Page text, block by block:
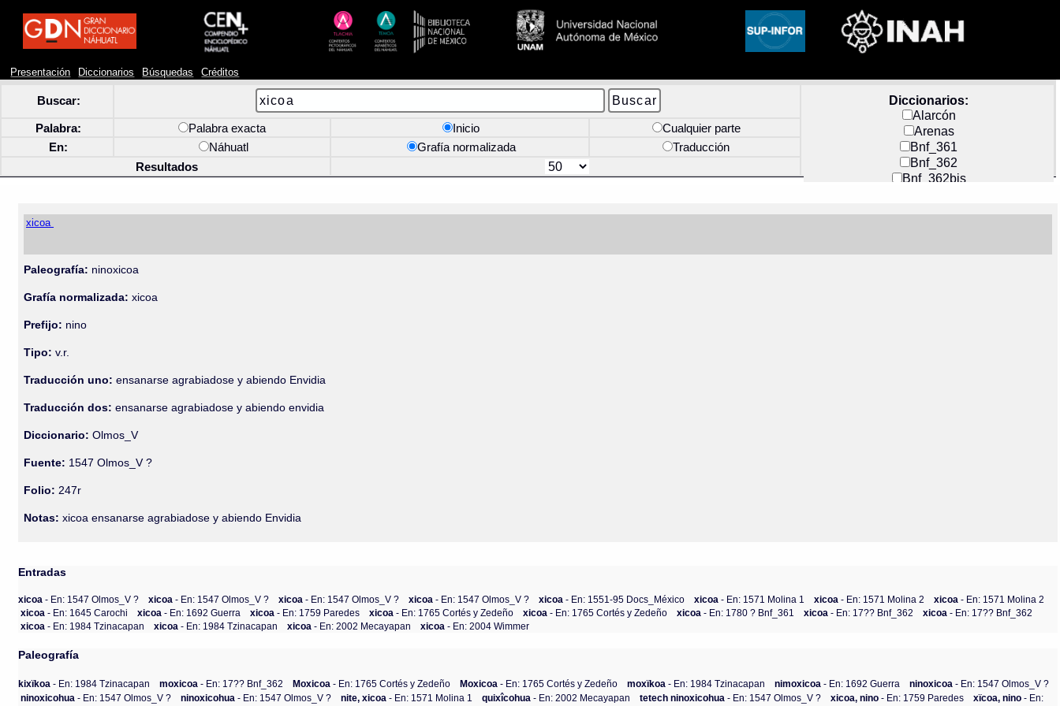
Presentación Diccionarios Búsquedas Créditos
Buscar:
Diccionarios:
Alarcón
Arenas
Bnf_361
Bnf_362
Bnf_362bis
Docs_México
Palabra: Palabra exacta Inicio
Cualquier parte
En:
Náhuatl Grafía normalizada
Traducción
Resultados
xicoa
Paleografía: ninoxicoa
Grafía normalizada: xicoa
Prefijo: nino
Tipo: v.r.
Traducción uno: ensanarse agrabiadose y abiendo Envidia
Traducción dos: ensanarse agrabiadose y abiendo envidia
Diccionario:Olmos_V
Fuente: 1547 Olmos_V ?
Folio: 247r
Notas: xicoa ensanarse agrabiadose y abiendo Envidia
Entradas
xicoa- En: 1547 Olmos_V ? xicoa- En: 1547 Olmos_V ? xicoa- En: 1547 Olmos_V ? xicoa- En: 1547 Olmos_V ? xicoa- En: 1551-95 Docs_México xicoa- En: 1571 Molina 1 xicoa- En: 1571 Molina 2 xicoa- En: 1571 Molina 2
xicoa- En: 1645 Carochi xicoa- En: 1692 Guerra xicoa- En: 1759 Paredes xicoa- En: 1765 Cortés y Zedeño xicoa- En: 1765 Cortés y Zedeño xicoa- En: 1780 ? Bnf_361 xicoa- En: 17?? Bnf_362 xicoa- En: 17?? Bnf_362
xicoa- En: 1984 Tzinacapan xicoa- En: 1984 Tzinacapan xicoa- En: 2002 Mecayapan xicoa- En: 2004 Wimmer
Paleografía
kixïkoa - En: 1984 Tzinacapan moxicoa - En: 17?? Bnf_362 Moxicoa - En: 1765 Cortés y Zedeño Moxicoa - En: 1765 Cortés y Zedeño moxïkoa - En: 1984 Tzinacapan nimoxicoa - En: 1692 Guerra ninoxicoa - En: 1547 Olmos_V ?
ninoxicohua - En: 1547 Olmos_V ? ninoxicohua - En: 1547 Olmos_V ? nite, xicoa - En: 1571 Molina 1 quixîcohua - En: 2002 Mecayapan tetech ninoxicohua - En: 1547 Olmos_V ? xicoa, nino - En: 1759 Paredes xïcoa, nino - En: